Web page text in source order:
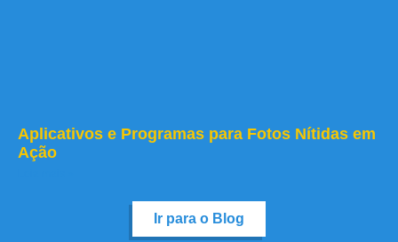
Aplicativos e Programas para Fotos Nítidas em
Ação
Ir para o Blog